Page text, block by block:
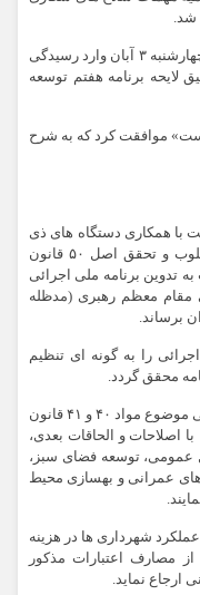
شد.
نمایندگان در نشست علنی نوبت عصر امروز چهارشنبه ۳ آبان وارد رسیدگی
لایحه برنامه هفتم توسعه
موافقت کرد که به شرح
همکاری دستگاه های ذی
ربط به منظور دستیابی به محیط زیست مطلوب و تحقق اصل ۵۰ قانون
تدوین برنامه ملی اجرائی
معظم رهبری (مدظله
برساند.
را به گونه ای تنظیم
ب- شهرداری ها مکلفند از محل عوارض وصولی موضوع مواد ۴۰ و ۴۱ قانون
مالیات بر ارزش افزوده مصوب ۲ خرداد ۱۴۰۰ با اصلاحات و الحاقات بعدی،
عمومی، توسعه فضای سبز،
عمرانی و بهسازی محیط
شهرداری ها در هزینه
مصارف اعتبارات مذکور
ارجاع نماید.